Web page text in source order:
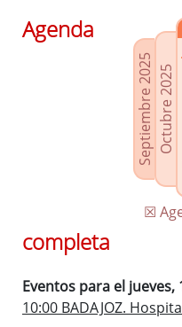
Grupos Políticos
Agenda de Presidencia
Plenos provinciales y
Oficina de Proyectos
Septiembre 2025Octubre 2025
☒
Agenda
completa
Eventos para el
10:00 BADAJOZ.